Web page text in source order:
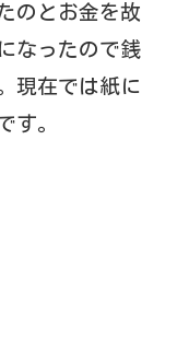
のとお金を故
なったので銭
現在では紙に
す。